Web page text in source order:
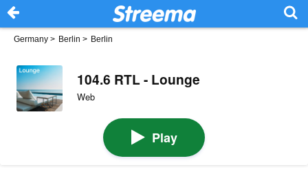
Germany > Berlin > Berlin
104.6 RTL - Lounge
Web
Play